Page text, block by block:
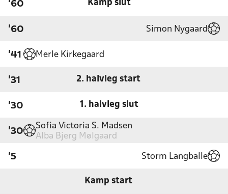
'60 Kamp slut
'60 Simon Nygaard
'41 Merle Kirkegaard
'31 2. halvleg start
'30 1. halvleg slut
'30
Sofia Victoria S. Madsen
Alba Bjerg Mølgaard
'5 Storm Langballe
Kamp start